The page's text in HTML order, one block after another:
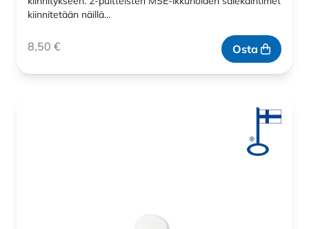
kiinnitetään näillä…
8,50 € Osta